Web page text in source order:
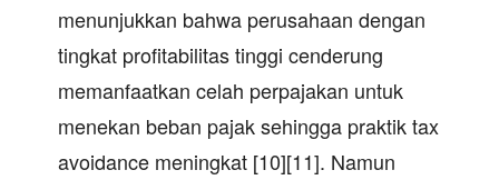
menunjukkan bahwa perusahaan dengan
tingkat profitabilitas tinggi cenderung
memanfaatkan celah perpajakan untuk
menekan beban pajak sehingga praktik tax
avoidance meningkat [10][11]. Namun